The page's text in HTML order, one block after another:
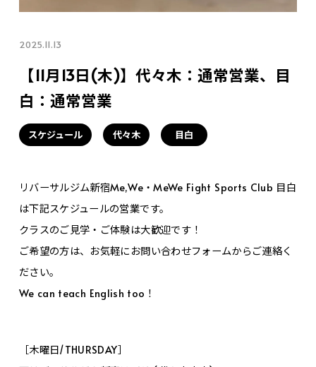
2025.11.13
【11月13日(木)】代々木：通常営業、目
白：通常営業
スケジュール 代々木 目白
リバーサルジム新宿Me,We・MeWe Fight Sports Club 目白
は下記スケジュールの営業です。
クラスのご見学・ご体験は大歓迎です！
ご希望の方は、お気軽にお問い合わせフォームからご連絡く
ださい。
We can teach English too！
［木曜日/THURSDAY］